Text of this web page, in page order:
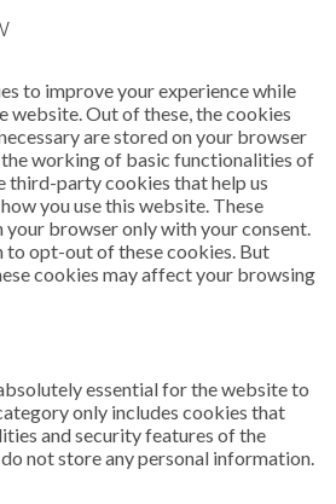
to improve your experience while
website. Out of these, the cookies
are stored on your browser
the working of basic functionalities of
third-party cookies that help us
you use this website. These
browser only with your consent.
to opt-out of these cookies. But
cookies may affect your browsing
essential for the website to
only includes cookies that
and security features of the
not store any personal information.